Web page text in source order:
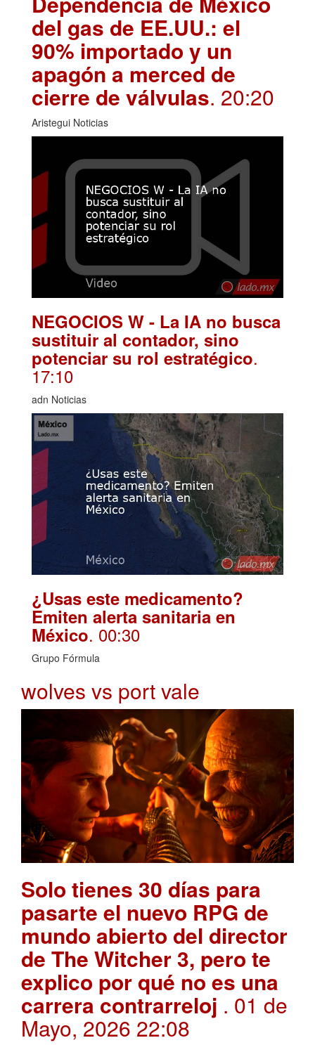
del gas de EE.UU.: el
90% importado y un
apagón a merced de
cierre de válvulas. 20:20
Aristegui Noticias
NEGOCIOS W - La IA no busca
sustituir al contador, sino
potenciar su rol estratégico.
17:10
adn Noticias
¿Usas este medicamento?
Emiten alerta sanitaria en
México. 00:30
Grupo Fórmula
wolves vs port vale
Solo tienes 30 días para
pasarte el nuevo RPG de
mundo abierto del director
de The Witcher 3, pero te
explico por qué no es una
carrera contrarreloj . 01 de
Mayo, 2026 22:08